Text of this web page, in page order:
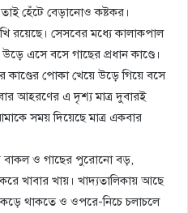
তাই হেঁটে বেড়ানোও কষ্টকর।
রয়েছে। সেসবের মধ্যে কালাকপাল
এসে বসে গাছের প্রধান কাণ্ডে।
কাণ্ডের পোকা খেয়ে উড়ে গিয়ে বসে
আহরণের এ দৃশ্য মাত্র দুবারই
সময় দিয়েছে মাত্র একবার
বাকল ও গাছের পুরোনো বড়,
খাবার খায়। খাদ্যতালিকায় আছে
থাকতে ও ওপরে-নিচে চলাচলে